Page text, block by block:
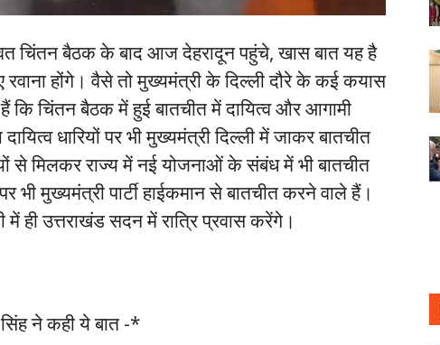
चिंतन बैठक के बाद आज देहरादून पहुंचे, खास बात यह है
होंगे। वैसे तो मुख्यमंत्री के दिल्ली दौरे के कई कयास
चिंतन बैठक में हुई बातचीत में दायित्व और आगामी
धारियों पर भी मुख्यमंत्री दिल्ली में जाकर बातचीत
मिलकर राज्य में नई योजनाओं के संबंध में भी बातचीत
भी मुख्यमंत्री पार्टी हाईकमान से बातचीत करने वाले हैं।
ही उत्तराखंड सदन में रात्रि प्रवास करेंगे।
ने कही ये बात -*